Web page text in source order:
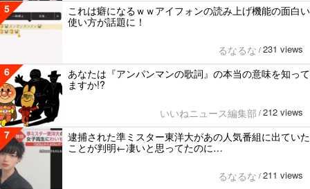
5
これは癖になるｗｗアイフォンの読み上げ機能の面白い
使い方が話題に！
るなるな / 231 views
6
あなたは『アンパンマンの歌詞』の本当の意味を知って
ますか!?
いいねニュース編集部 / 212 views
7
逮捕された準ミスター東洋大があの人気番組に出ていた
ことが判明←凄いと思ってたのに…
るなるな / 211 views